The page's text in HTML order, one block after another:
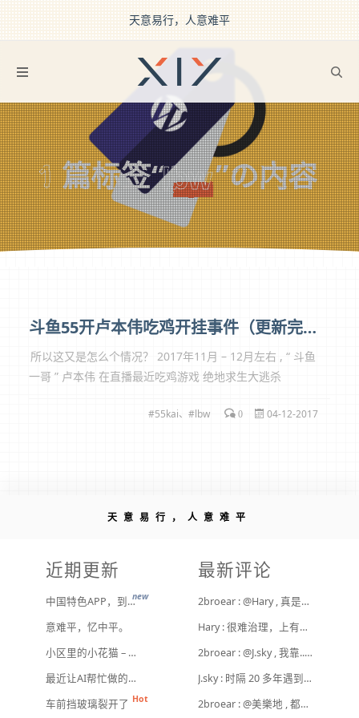
天意易行，人意难平
2BROEAR の lbw Tag
1篇标签“lbw”の内容
斗鱼55开卢本伟吃鸡开挂事件（更新完结）
所以这又是怎么个情况？ 2017年11月 – 12月左右 , “ 斗鱼
一哥 ” 卢本伟 在直播最近吃鸡游戏 绝地求生大逃杀
（自动瞄准 无后座）的嫌疑， 后B站up主“松鼠打不过仓
55kai、 lbw 0 04-12-2017
天意易行，人意难平
近期更新
中国特色APP，到底谁来治？new
意难平，忆中平。
小区里的小花猫 – 日常记事（二百二十）
最近让AI帮忙做的一些事
车前挡玻璃裂开了 Hot
最新评论
2broear : @Hary , 真是给他们惯坏了！ [ Emoji Image ]
Hary : 很难治理，上有政策下有对策，真整治了也是消停一阵，还是得告诉他们要注意一点
2broear : @J.sky , 我靠.. 心情复杂 [ Emoji Image ]
J.sky : 时隔 20 多年遇到前任，你猜会是什么感觉？前几天和老婆去超市，巧不巧老婆去看其他商品了，就这么两分钟的功夫，我和前任迎面相遇，我看了一眼她，她也看到我了，谁都没说话，我感觉她恐慌的逃走了。我们擦肩而过，按道理这个年龄本不应该两个人单独在超市相遇，除非单身。所以，我猜她离婚了？搞不好她可能以为我也离婚了？哈哈哈
2broear : @美樂地 , 都是利益驱使，盈利手段不行